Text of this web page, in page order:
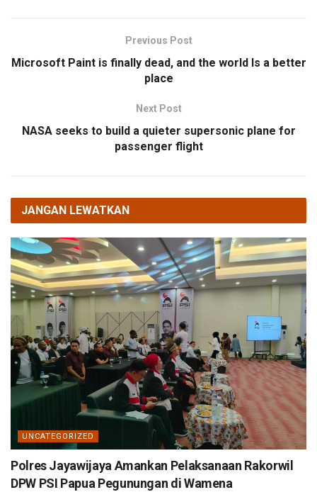
Previous Post
Microsoft Paint is finally dead, and the world Is a better
place
Next Post
NASA seeks to build a quieter supersonic plane for
passenger flight
JANGAN LEWATKAN
UNCATEGORIZED
Polres Jayawijaya Amankan Pelaksanaan Rakorwil
DPW PSI Papua Pegunungan di Wamena